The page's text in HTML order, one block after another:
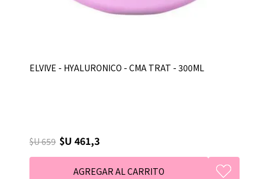
ELVIVE - HYALURONICO - CMA TRAT - 300ML
$U 659 $U 461,3